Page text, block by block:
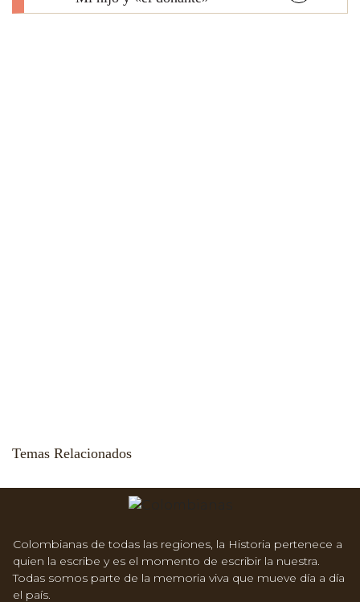
Temas Relacionados
Colombianas de todas las regiones, la Historia pertenece a
quien la escribe y es el momento de escribir la nuestra.
Todas somos parte de la memoria viva que mueve día a día
el país.